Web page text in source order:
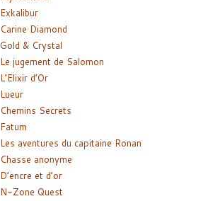
Exkalibur
Carine Diamond
Gold & Crystal
Le jugement de Salomon
L’Elixir d’Or
Lueur
Chemins Secrets
Fatum
Les aventures du capitaine Ronan
Chasse anonyme
D’encre et d’or
N-Zone Quest